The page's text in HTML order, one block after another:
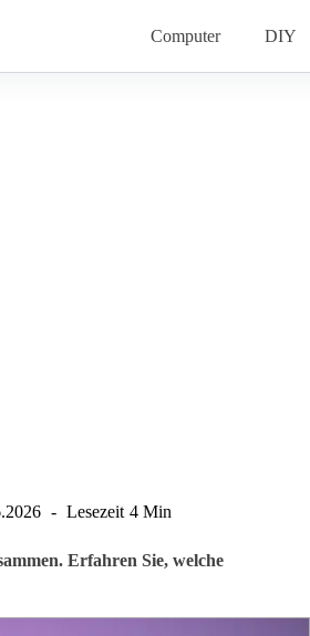
Computer DIY
Lesezeit 4 Min
Erfahren Sie, welche